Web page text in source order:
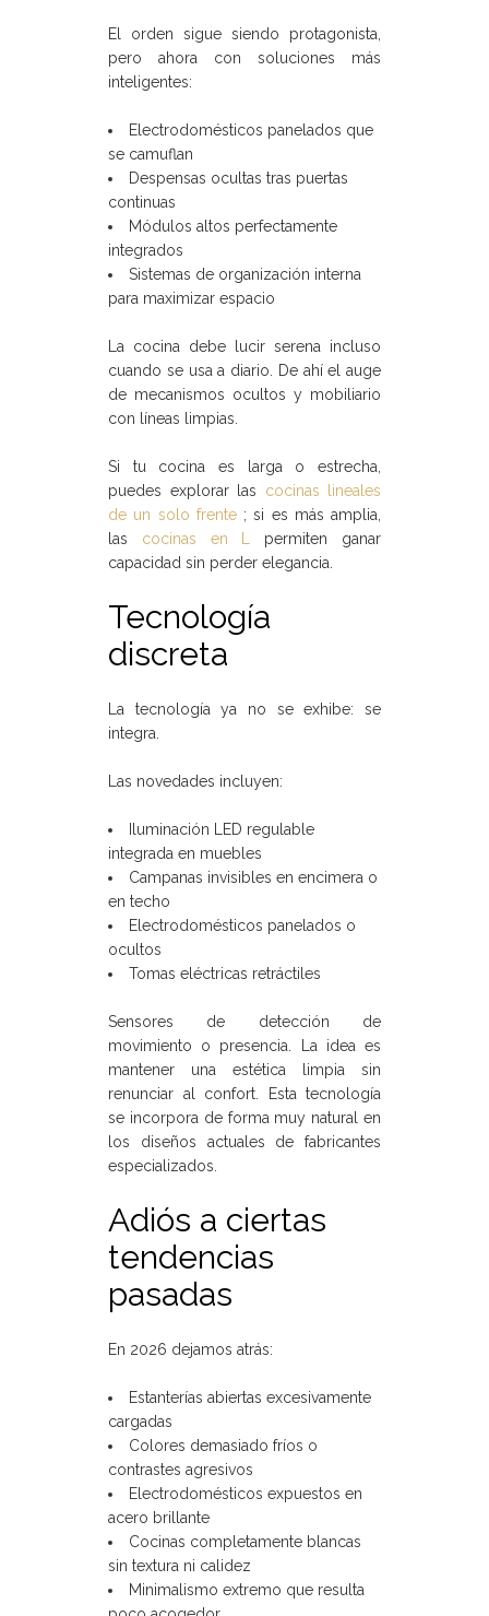
El orden sigue siendo protagonista,
pero ahora con soluciones más
inteligentes:
Electrodomésticos panelados que
se camuflan
Despensas ocultas tras puertas
continuas
Módulos altos perfectamente
integrados
Sistemas de organización interna
para maximizar espacio
La cocina debe lucir serena incluso
cuando se usa a diario. De ahí el auge
de mecanismos ocultos y mobiliario
con líneas limpias.
Si tu cocina es larga o estrecha,
puedes explorar las cocinas lineales
de un solo frente; si es más amplia,
las cocinas en L
permiten ganar
capacidad sin perder elegancia.
Tecnología
discreta
La tecnología ya no se exhibe: se
integra.
Las novedades incluyen:
Iluminación LED regulable
integrada en muebles
Campanas invisibles en encimera o
en techo
Electrodomésticos panelados o
ocultos
Tomas eléctricas retráctiles
Sensores de detección de
movimiento o presencia. La idea es
mantener una estética limpia sin
renunciar al confort. Esta tecnología
se incorpora de forma muy natural en
los diseños actuales de fabricantes
especializados.
Adiós a ciertas
tendencias
pasadas
En 2026 dejamos atrás:
Estanterías abiertas excesivamente
cargadas
Colores demasiado fríos o
contrastes agresivos
Electrodomésticos expuestos en
acero brillante
Cocinas completamente blancas
sin textura ni calidez
Minimalismo extremo que resulta